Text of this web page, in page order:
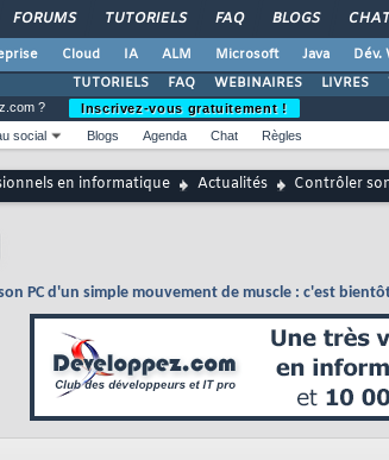
FORUMS TUTORIELS FAQ BLOGS
Cloud IA ALM Microsoft Java Dév.
TUTORIELS
FAQ WEBINAIRES LIVRES
?
Inscrivez-vous gratuitement !
social Blogs Agenda Chat Règles
en informatique Actualités Contrôler
PC d'un simple mouvement de muscle : c'est